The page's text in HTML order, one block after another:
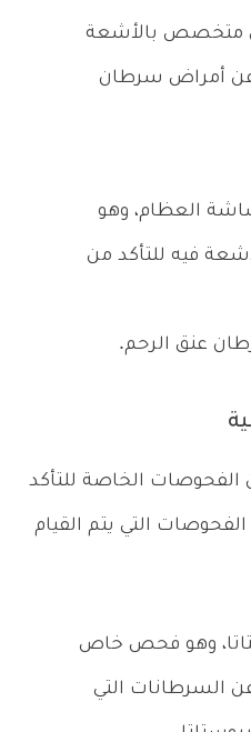
متخصص بالأشعة
عن أمراض سرطان
العظام، وهو
فيه للتأكد من
عنق الرحم.
الفحوصات الخاصة للتأكد
التي يتم القيام
وهو فحص خاص
السرطانات التي